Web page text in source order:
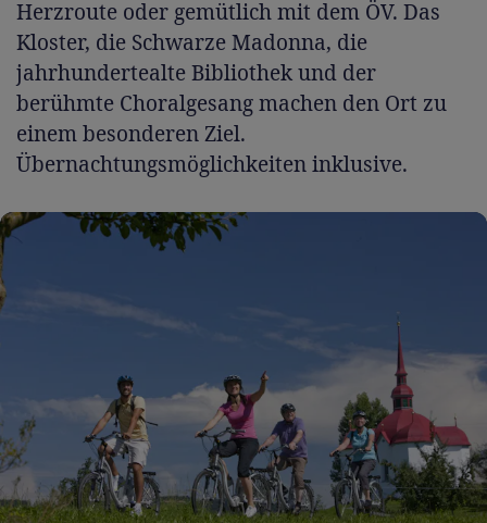
Herzroute oder gemütlich mit dem ÖV. Das
Kloster, die Schwarze Madonna, die
jahrhundertealte Bibliothek und der
berühmte Choralgesang machen den Ort zu
einem besonderen Ziel.
Übernachtungsmöglichkeiten inklusive.